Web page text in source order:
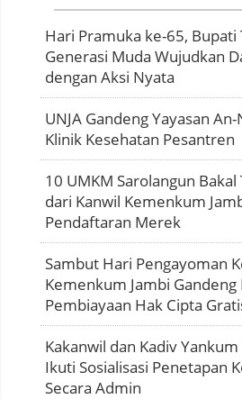
Hari Pramuka ke-65, Bupati
Generasi Muda Wujudkan
dengan Aksi Nyata
UNJA Gandeng Yayasan
Klinik Kesehatan Pesantren
10 UMKM Sarolangun
dari Kanwil Kemenkum
Pendaftaran Merek
Sambut Hari Pengayoman
Kemenkum Jambi Gandeng
Pembiayaan Hak Cipta
Kakanwil dan Kadiv
Ikuti Sosialisasi Penetapan
Secara Admin